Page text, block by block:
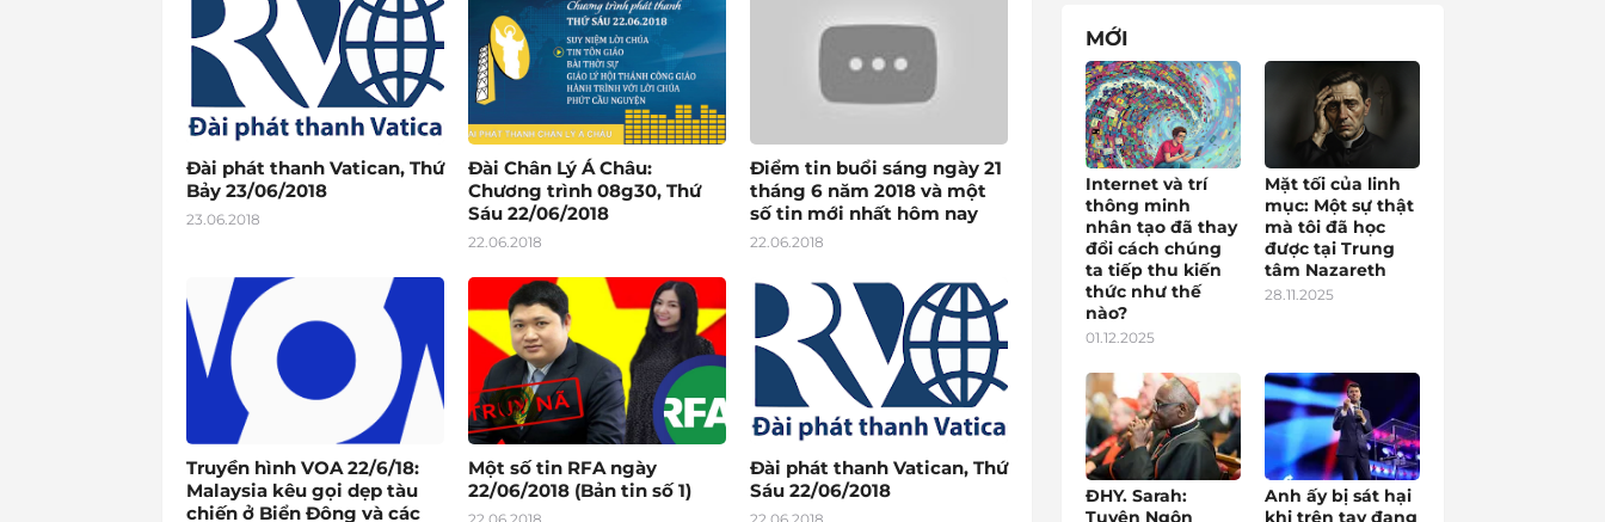
Đài phát thanh Vatican, Thứ
Bảy 23/06/2018
23.06.2018
Đài Chân Lý Á Châu:
Chương trình 08g30, Thứ
Sáu 22/06/2018
22.06.2018
Điểm tin buổi sáng ngày 21
tháng 6 năm 2018 và một
số tin mới nhất hôm nay
22.06.2018
Truyền hình VOA 22/6/18:
Malaysia kêu gọi dẹp tàu
chiến ở Biển Đông và các
Một số tin RFA ngày
22/06/2018 (Bản tin số 1)
Đài phát thanh Vatican, Thứ
Sáu 22/06/2018
MỚI
Internet và trí
thông minh
nhân tạo đã thay
đổi cách chúng
ta tiếp thu kiến
thức như thế
nào?
01.12.2025
Mặt tối của linh
mục: Một sự thật
mà tôi đã học
được tại Trung
tâm Nazareth
28.11.2025
ĐHY. Sarah:
Tuyên Ngôn
Anh ấy bị sát hại
khi trên tay đang